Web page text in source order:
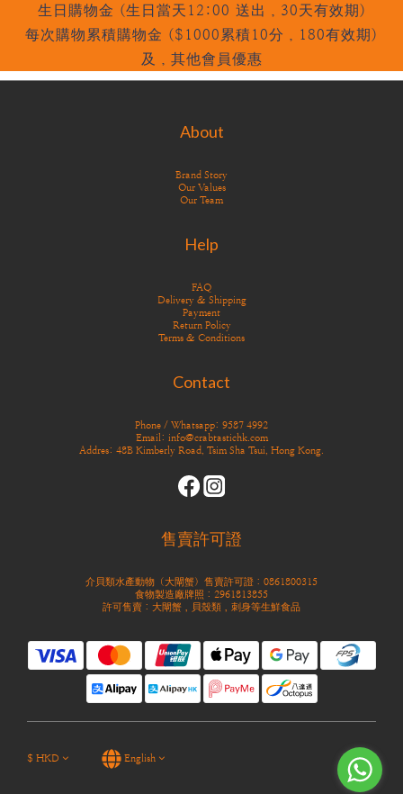
生日購物金 (生日當天12:00 送出，30天有效期)
每次購物累積購物金 ($1000累積10分，180有效期)
及，其他會員優惠
About
Brand Story
Our Values
Our Team
Help
FAQ
Delivery & Shipping
Payment
Return Policy
Terms & Conditions
Contact
Phone / Whatsapp: 9587 4992
Email: info@crabtastichk.com
Addres: 48B Kimberly Road, Tsim Sha Tsui, Hong Kong.
售賣許可證
介貝類水產動物（大閘蟹）售賣許可證：0861800315
食物製造廠牌照：2961813855
許可售賣：大閘蟹，貝殼類，刺身等生鮮食品
$ HKD English